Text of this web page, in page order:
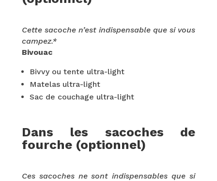
Cette sacoche n’est indispensable que si vous
campez.*
Bivouac
Bivvy ou tente ultra-light
Matelas ultra-light
Sac de couchage ultra-light
Dans les sacoches de
fourche (optionnel)
Ces sacoches ne sont indispensables que si